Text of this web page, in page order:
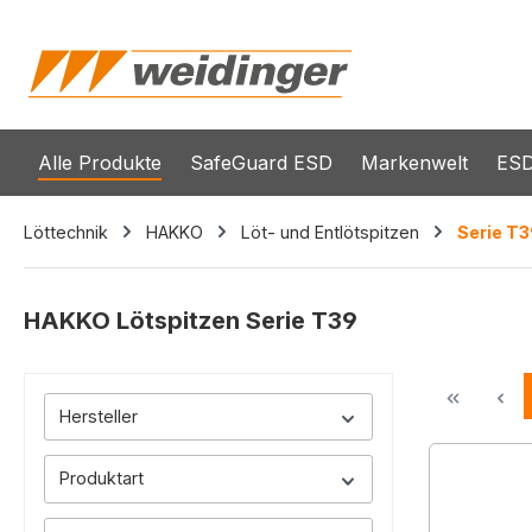
Alle Produkte SafeGuard ESD Markenwelt
Löttechnik HAKKO Löt- und Entlötspitzen Serie
HAKKO Lötspitzen Serie T39
Hersteller
Produktart